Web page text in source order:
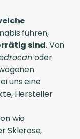
führen,
sind. Von
oder
uns eine
Hersteller
wie
Sklerose,